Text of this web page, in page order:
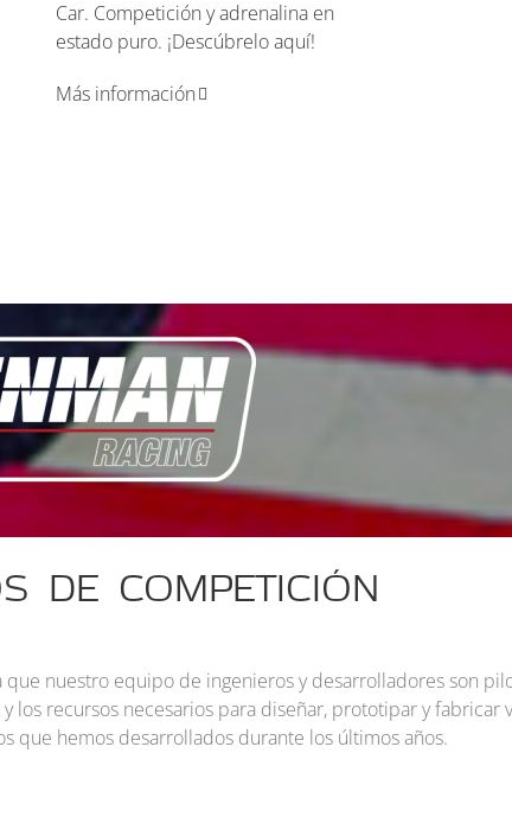
Car. Competición y adrenalina en
estado puro. ¡Descúbrelo aquí!
Más información
DE COMPETICIÓN
que nuestro equipo de ingenieros y desarrolladores son
recursos necesarios para diseñar, prototipar y fabricar
que hemos desarrollados durante los últimos años.